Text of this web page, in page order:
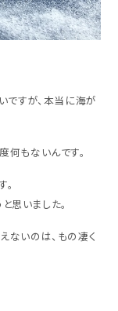
ですが、本当に海が
何もないんです。
思いました。
ないのは、もの凄く